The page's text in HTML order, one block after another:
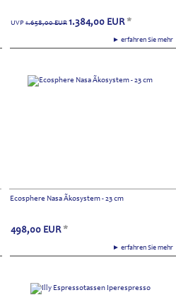
► erfahren Sie mehr
UVP 1.658,00EUR 1.384,00 EUR *
Ecosphere Nasa Ãkosystem - 23 cm
► erfahren Sie mehr
498,00 EUR *